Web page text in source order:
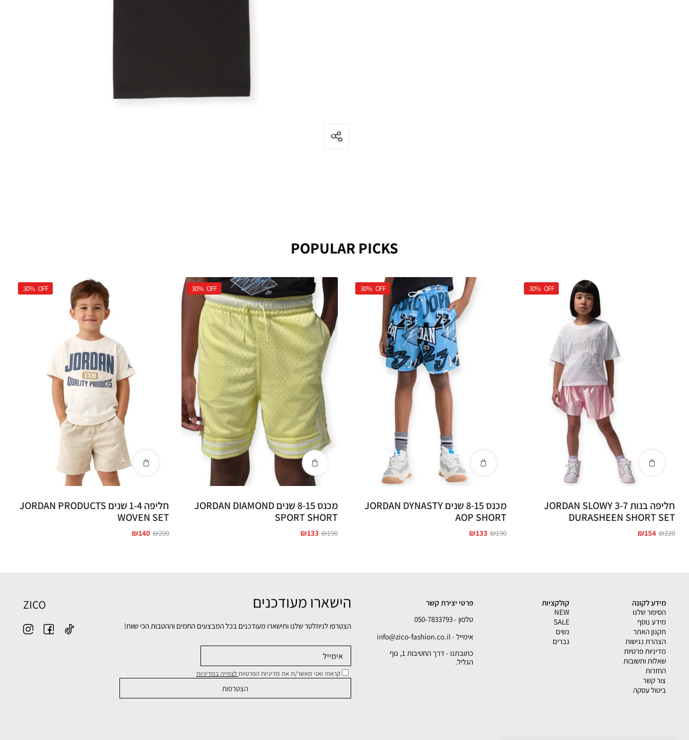
POPULAR PICKS
30% OFF
חליפה בנות 3-7 JORDAN SLOWY
DURASHEEN SHORT SET
₪220
₪154
30% OFF
מכנס 8-15 שנים JORDAN DYNASTY
AOP SHORT
₪190
₪133
30% OFF
מכנס 8-15 שנים JORDAN DIAMOND
SPORT SHORT
₪190
₪133
30% OFF
חליפה 1-4 שנים JORDAN PRODUCTS
WOVEN SET
₪200
₪140
מידע לקונה
הסיפור שלנו
מידע נוסף
תקנון האתר
הצהרת נגישות
מדיניות פרטיות
שאלות ותשובות
החזרות
צור קשר
ביטול עסקה
קולקציות
NEW
SALE
נשים
גברים
פרטי יצירת קשר
טלפון - 050-7833793
אימייל - info@zico-fashion.co.il
כתובתנו - דרך החטיבות 1, נוף
הגליל.
הישארו מעודכנים
הצטרפו לניוזלטר שלנו ותישארו מעודכנים בכל המבצעים החמים וההטבות הכי שוות!
קראתי ואני מאשר/ת את מדיניות הפרטיותלצפייה במדיניות
ZICO